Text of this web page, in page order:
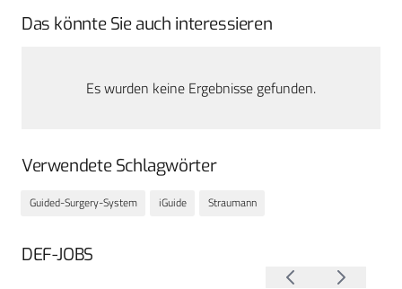
Das könnte Sie auch interessieren
Es wurden keine Ergebnisse gefunden.
Verwendete Schlagwörter
Guided-Surgery-System iGuide Straumann
DEF-JOBS